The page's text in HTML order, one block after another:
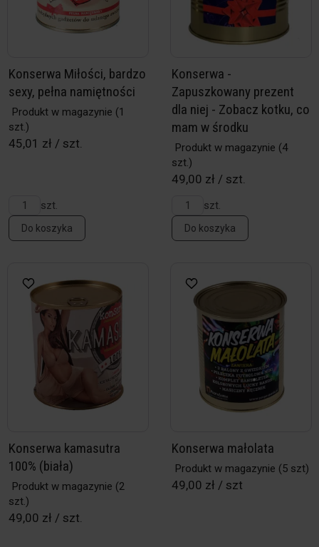
Konserwa Miłości, bardzo
sexy, pełna namiętności
Produkt w magazynie (1
szt.)
45,01 zł / szt.
szt.
Do koszyka
Konserwa -
Zapuszkowany prezent
dla niej - Zobacz kotku, co
mam w środku
Produkt w magazynie (4
szt.)
49,00 zł / szt.
szt.
Do koszyka
Konserwa kamasutra
100% (biała)
Produkt w magazynie (2
szt.)
49,00 zł / szt.
Konserwa małolata
Produkt w magazynie (5 szt)
49,00 zł / szt